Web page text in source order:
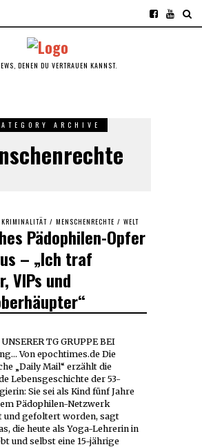
DENEN DU VERTRAUEN KANNST.
ARCHIVE
KRIMINALITÄT / MENSCHENRECHTE / WELT
Pädophilen-Opfer
– „Ich traf
VIPs und
Von epochtimes.de Die
„Daily Mail“ erzählt die
Lebensgeschichte der 53-
Sie sei als Kind fünf Jahre
Pädophilen-Netzwerk
und gefoltert worden, sagt
die heute als Yoga-Lehrerin in
und selbst eine 15-jährige